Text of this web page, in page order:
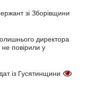
зі Зборівщини
директора
не повірили у
із Гусятинщини